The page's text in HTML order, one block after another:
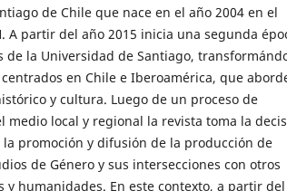
de Chile que nace en el año 2004 en el
A partir del año 2015 inicia una segunda
la Universidad de Santiago,
en Chile e Iberoamérica, que
y cultura. Luego de un proceso de
medio local y regional la revista toma la
promoción y difusión de la producción de
de Género y sus intersecciones con otros
y humanidades. En este contexto, a partir del